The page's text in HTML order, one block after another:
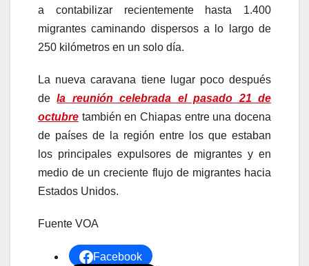
a contabilizar recientemente hasta 1.400
migrantes caminando dispersos a lo largo de
250 kilómetros en un solo día.
La nueva caravana tiene lugar poco después
dela reunión celebrada el pasado 21 de
octubre también en Chiapas entre una docena
de países de la región entre los que estaban
los principales expulsores de migrantes y en
medio de un creciente flujo de migrantes hacia
Estados Unidos.
Fuente VOA
Facebook